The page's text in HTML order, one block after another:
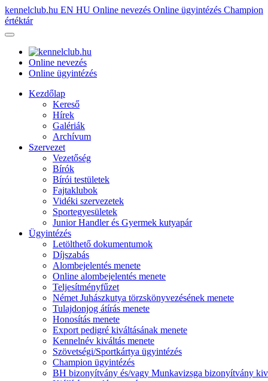
kennelclub.hu EN HU Online nevezés Online ügyintézés Champion
értéktár
Online nevezés
Online ügyintézés
Kezdőlap
Kereső
Hírek
Galériák
Archívum
Szervezet
Vezetőség
Bírók
Bírói testületek
Fajtaklubok
Vidéki szervezetek
Sportegyesületek
Junior Handler és Gyermek kutyapár
Ügyintézés
Letölthető dokumentumok
Díjszabás
Alombejelentés menete
Online alombejelentés menete
Teljesítményfűzet
Német Juhászkutya törzskönyvezésének menete
Tulajdonjog átírás menete
Honosítás menete
Export pedigré kiváltásának menete
Kennelnév kiváltás menete
Szövetségi/Sportkártya ügyintézés
Champion ügyintézés
BH bizonyítvány és/vagy Munkavizsga bizonyítvány